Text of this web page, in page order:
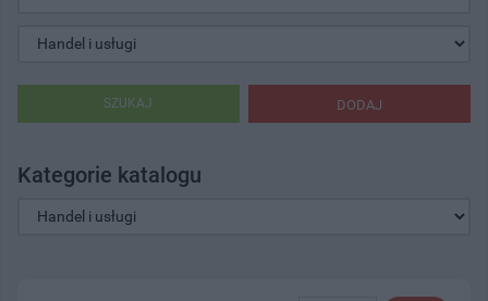
DODAJ
SZUKAJ
Kategorie katalogu